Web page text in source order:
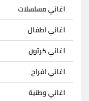
اغاني مسلسلات
اغاني اطفال
اغاني كرتون
اغاني افراح
اغاني وطنية